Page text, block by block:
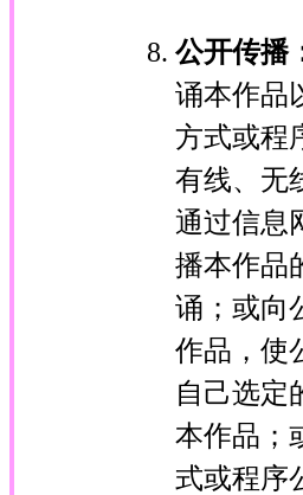
公开传播
诵本作品
方式或程
有线、无
通过信息
播本作品
诵；或向
作品，使
自己选定
本作品；
式或程序